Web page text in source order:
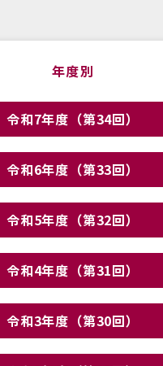
年度別
令和7年度（第34回）
令和6年度（第33回）
令和5年度（第32回）
令和4年度（第31回）
令和3年度（第30回）